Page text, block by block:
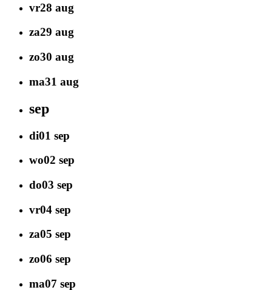
vr28 aug
za29 aug
zo30 aug
ma31 aug
sep
di01 sep
wo02 sep
do03 sep
vr04 sep
za05 sep
zo06 sep
ma07 sep